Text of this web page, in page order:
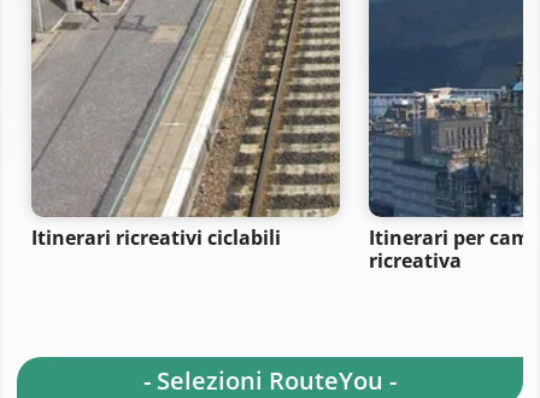
Itinerari ricreativi ciclabili
Itinerari per
ricreativa
- Selezioni RouteYou -